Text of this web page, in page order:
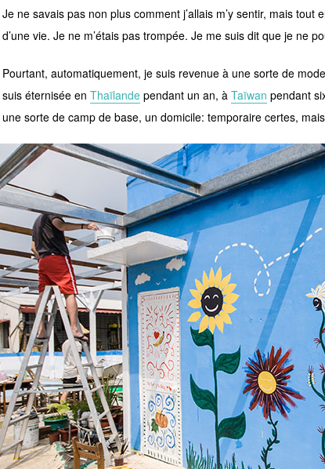
Je ne savais pas non plus comment j’allais m’y sentir, mais tout
d’une vie. Je ne m’étais pas trompée. Je me suis dit que je ne
Pourtant, automatiquement, je suis revenue à une sorte de
suis éternisée en Thaïlande pendant un an, à Taïwan pendant
une sorte de camp de base, un domicile: temporaire certes,